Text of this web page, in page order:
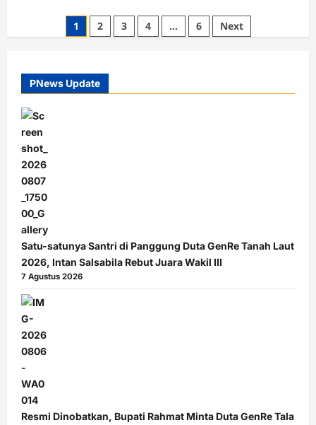
Paginasi
1 2 3 4 … 6 Next
PNews Update
Satu-satunya Santri di Panggung Duta GenRe Tanah Laut
2026, Intan Salsabila Rebut Juara Wakil III
7 Agustus 2026
Resmi Dinobatkan, Bupati Rahmat Minta Duta GenRe Tala